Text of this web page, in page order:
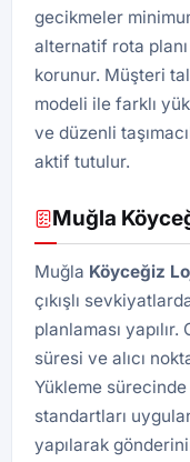
gecikmeler
alternatif rota
korunur. Müşteri
modeli ile farklı
ve düzenli
aktif tutulur.
Muğla
Muğla Köyceğiz
çıkışlı
planlaması
süresi ve alıcı
Yükleme
standartları
yapılarak